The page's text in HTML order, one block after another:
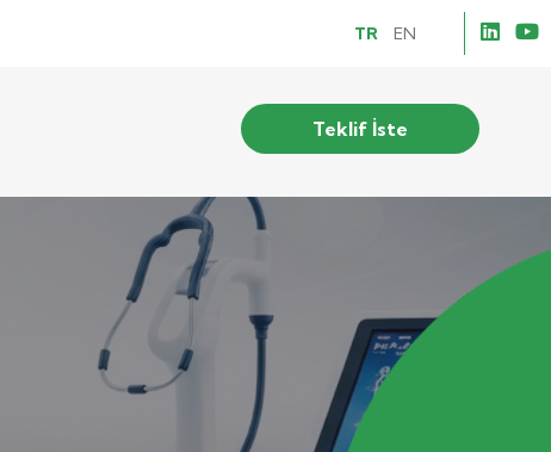
TR EN
Teklif İste